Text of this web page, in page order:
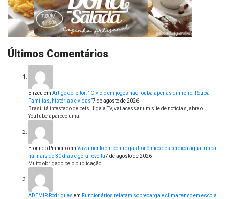
Últimos Comentários
Elizeu em Artigo do leitor: ” O vício em jogos não rouba apenas dinheiro. Rouba
Famílias, histórias e vidas”7 de agosto de 2026
Brasil tá infestado de bets , liga a TV, vai acessar um site de notícias, abre o
YouTube aparece uma…
Eronildo Pinheiroem Vazamento em centro gastronômico desperdiça água limpa
há mais de 30 dias e gera revolta7 de agosto de 2026
Muito obrigado pelo publicação.
ADEMIR Rodrigues em Funcionários relatam sobrecarga e clima tenso em escola